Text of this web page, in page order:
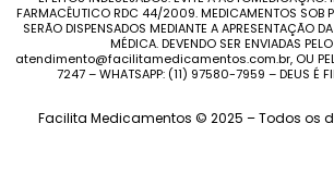
FARMACÊUTICO RDC 44/2009. MEDICAMENTOS SOB
SERÃO DISPENSADOS MEDIANTE A APRESENTAÇÃO
MÉDICA. DEVENDO SER ENVIADAS
atendimento@facilitamedicamentos.com.br, OU
7247 – WHATSAPP: (11) 97580-7959 – DEUS É
Facilita Medicamentos © 2025 – Todos os